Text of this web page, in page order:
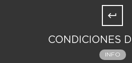
CONDICIONES
INFO